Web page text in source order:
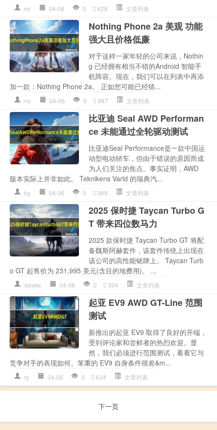
mi 04-06 0 628 文章列表
Nothing Phone 2a 美观 功能
强大且价格低廉
对于这样一家年轻的公司来说，Nothin
g 已经拥有相当不错的Android 智能手
机阵容。现在，我们可以在列表中再添
加一款：Nothing Phone 2a。 正如您可能已经猜...
no 04-06 0 987 文章列表
比亚迪 Seal AWD Performan
ce 未能通过全轮驱动测试
比亚迪Seal Performance是一款中国运
动型电动轿车，但由于错误的原因而成
为人们关注的焦点。事实证明，AWD
版本实际上并非如此。 Teknikens Varld 的瑞典汽...
by 04-06 0 369 文章列表
2025 保时捷 Taycan Turbo G
T 带来四位数马力
2025 款保时捷 Taycan Turbo GT 将配
备魏斯阿赫套件，该套件传统上出现在
该公司的高性能铭牌上。 Taycan Turb
o GT 起售价为 231,995 美元(含目的地费用)。 ...
sslake 04-06 0 304 文章列表
起亚 EV9 AWD GT-Line 范围
测试
新推出的起亚 EV9 取得了良好的开端，
受到评论家和尝鲜者的热烈欢迎。显
然，我们必须进行范围测试，看看它与
竞争对手的表现如何。笨重的 EV9 自身条件很差&m...
ry 04-06 0 634 文章列表
下一页